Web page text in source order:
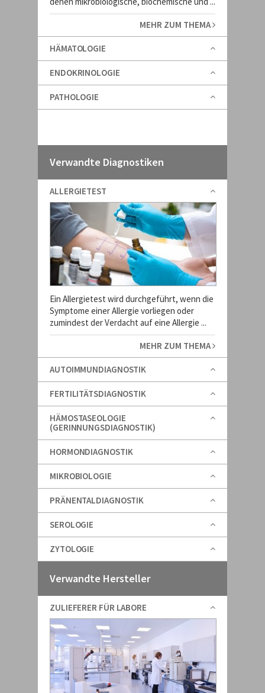
MEHR ZUM THEMA
HÄMATOLOGIE
ENDOKRINOLOGIE
PATHOLOGIE
Verwandte Diagnostiken
ALLERGIETEST
Ein Allergietest wird durchgeführt, wenn die
Symptome einer Allergie vorliegen oder
zumindest der Verdacht auf eine Allergie ...
MEHR ZUM THEMA
AUTOIMMUNDIAGNOSTIK
FERTILITÄTSDIAGNOSTIK
HÄMOSTASEOLOGIE
(GERINNUNGSDIAGNOSTIK)
HORMONDIAGNOSTIK
MIKROBIOLOGIE
PRÄNENTALDIAGNOSTIK
SEROLOGIE
ZYTOLOGIE
Verwandte Hersteller
ZULIEFERER FÜR LABORE